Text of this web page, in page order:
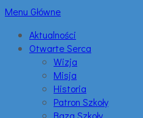
Menu Główne
Aktualności
Otwarte Serca
Wizja
Misja
Historia
Patron Szkoły
Baza Szkoły